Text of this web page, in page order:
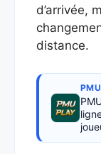
d’arrivée,
distance.